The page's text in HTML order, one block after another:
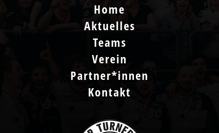
Home
Aktuelles
Teams
Verein
Partner*innen
Kontakt